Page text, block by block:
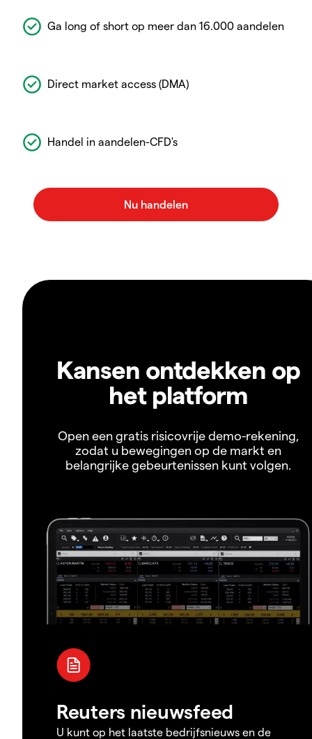
Ga long of short op meer dan 16.000 aandelen
Direct market access (DMA)
Handel in aandelen-CFD's
Kansen ontdekken op
het platform
Open een gratis risicovrije demo-rekening,
zodat u bewegingen op de markt en
belangrijke gebeurtenissen kunt volgen.
Reuters nieuwsfeed
U kunt op het laatste bedrijfsnieuws en de